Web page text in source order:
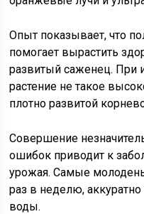
Опыт показывает, что
помогает вырастить
развитый саженец. При
растение не такое
плотно развитой
Совершение
ошибок приводит к
урожая. Самые
раз в неделю,
воды.